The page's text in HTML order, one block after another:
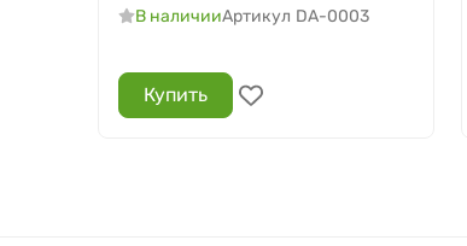
В наличииАртикул DA-0003
Купить